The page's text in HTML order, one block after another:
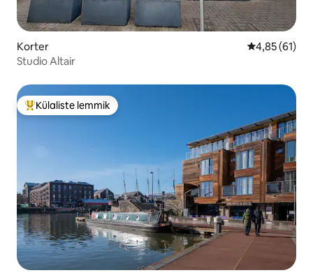
Korter Keskmine
4,85 (61)
Studio Altair
Külaliste suur lemmik
Külaliste lemmik